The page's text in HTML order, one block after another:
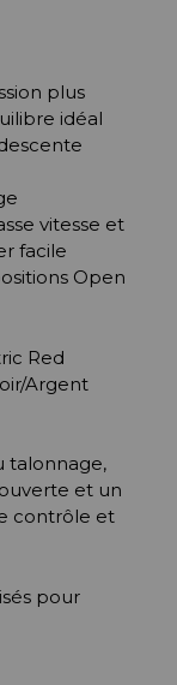
plus
idéal
vitesse et
facile
Open
Red
Argent
talonnage,
et un
contrôle et
pour